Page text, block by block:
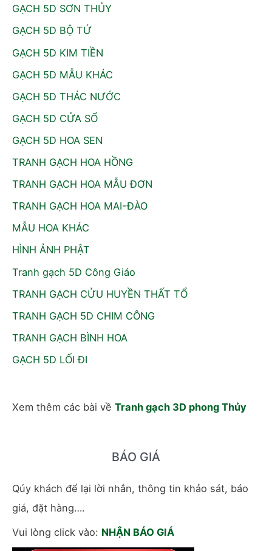
GẠCH 5D SƠN THỦY
GẠCH 5D BỘ TỨ
GẠCH 5D KIM TIỀN
GẠCH 5D MẪU KHÁC
GẠCH 5D THÁC NƯỚC
GẠCH 5D CỬA SỔ
GẠCH 5D HOA SEN
TRANH GẠCH HOA HỒNG
TRANH GẠCH HOA MẪU ĐƠN
TRANH GẠCH HOA MAI-ĐÀO
MẪU HOA KHÁC
HÌNH ẢNH PHẬT
Tranh gạch 5D Công Giáo
TRANH GẠCH CỬU HUYỀN THẤT TỔ
TRANH GẠCH 5D CHIM CÔNG
TRANH GẠCH BÌNH HOA
GẠCH 5D LỐI ĐI
Xem thêm các bài về Tranh gạch 3D phong Thủy
BÁO GIÁ
Qúy khách để lại lời nhắn, thông tin khảo sát, báo
giá, đặt hàng….
Vui lòng click vào: NHẬN BÁO GIÁ